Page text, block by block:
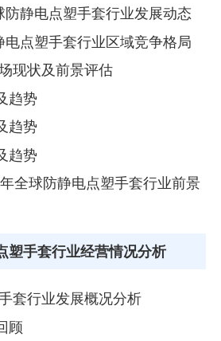
静电点塑手套行业发展动态
点塑手套行业区域竞争格局
现状及前景评估
趋势
趋势
趋势
全球防静电点塑手套行业前景
塑手套行业经营情况分析
套行业发展概况分析
顾